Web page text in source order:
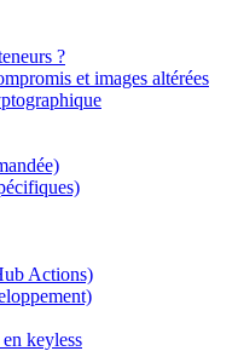
?
et images altérées
Actions)
keyless